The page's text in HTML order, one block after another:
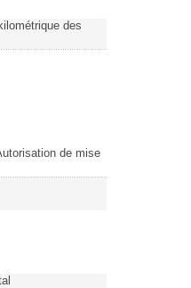
des
de mise